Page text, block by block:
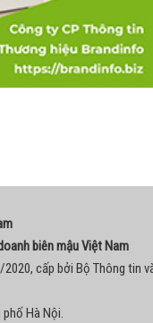
biên mậu Việt Nam
cấp bởi Bộ Thông tin
Hà Nội.